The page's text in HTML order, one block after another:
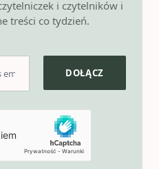
i czytelników i
treści co tydzień.